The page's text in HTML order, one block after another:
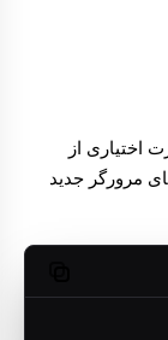
اختیاری از
مرورگر جدید